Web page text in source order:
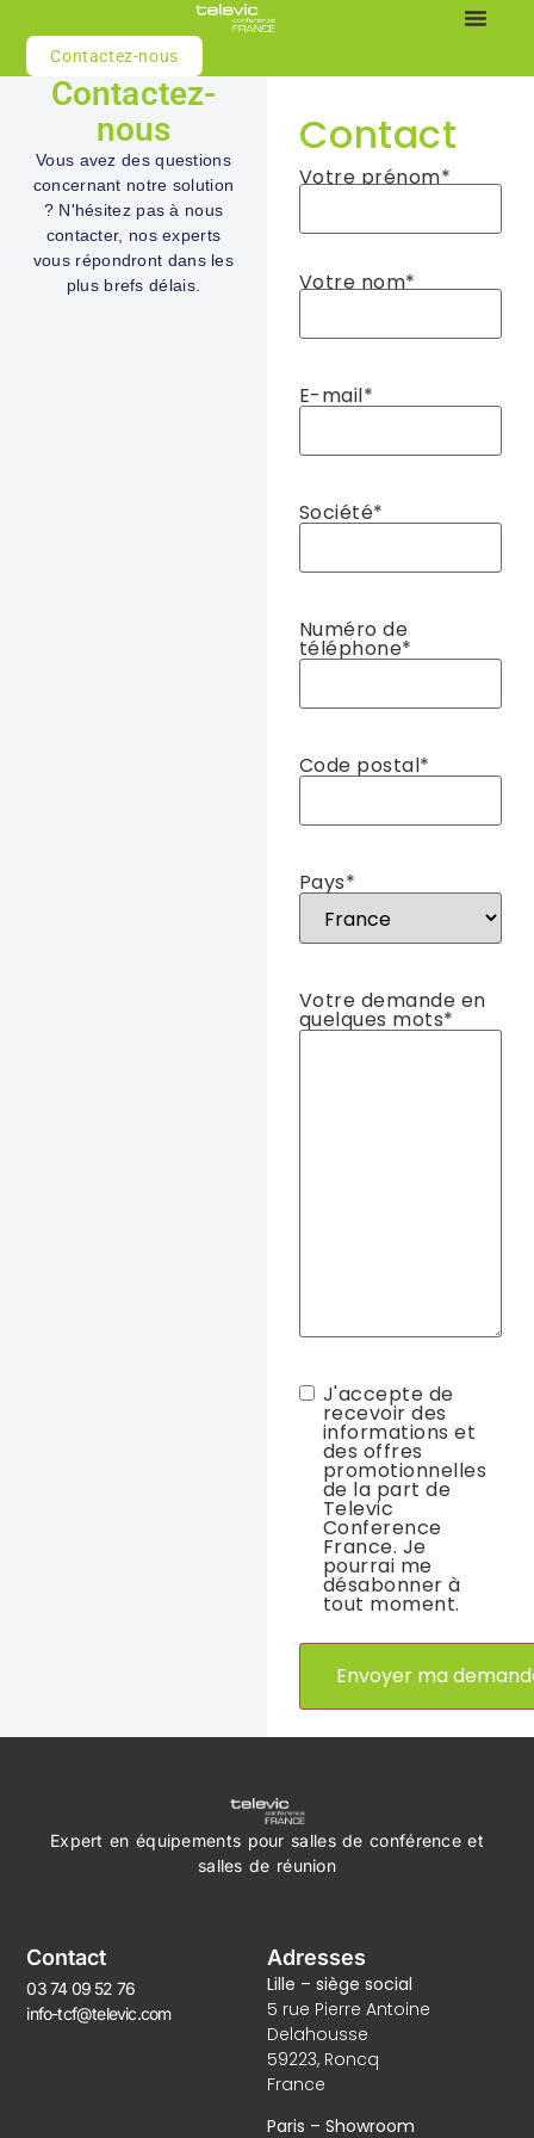
Contactez-nous
Contactez-
nous
Vous avez des questions
concernant notre solution
? N'hésitez pas à nous
contacter, nos experts
vous répondront dans les
plus brefs délais.
Contact
Votre prénom*
Votre nom*
E-mail*
Société*
Numéro de
téléphone*
Code postal*
Pays*
Votre demande en
quelques mots*
RGPD
J'accepte de
recevoir des
informations et
des offres
promotionnelles
de la part de
Televic
Conference
France. Je
pourrai me
désabonner à
tout moment.
Expert en équipements pour sallesde conférence et
salles de réunion
Contact
03 74 09 52 76
info-tcf@televic.com
Adresses
Lille – siège social
5 rue Pierre Antoine
Delahousse
59223, Roncq
France
Paris – Showroom